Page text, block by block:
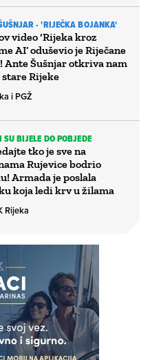
- 'RIJEČKA BOJANKA'
video ‘Rijeka kroz
AI’ oduševio je Riječane
Ante Šušnjar otkriva nam
Rijeke
i PGŽ
SU BIJELE DO POBJEDE
tko je sve na
Rujevice bodrio
Armada je poslala
koja ledi krv u žilama
Rijeka